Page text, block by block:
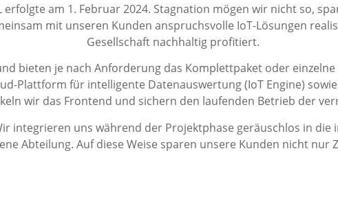
erfolgte am 1. Februar 2024. Stagnation mögen wir nicht so,
mit unseren Kunden anspruchsvolle IoT-Lösungen
Gesellschaft nachhaltig profitiert.
bieten je nach Anforderung das Komplettpaket oder
Plattform für intelligente Datenauswertung (IoT Engine)
wir das Frontend und sichern den laufenden Betrieb der
integrieren uns während der Projektphase geräuschlos in
Abteilung. Auf diese Weise sparen unsere Kunden nicht nur